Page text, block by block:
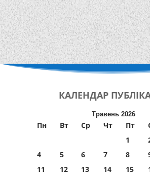
КАЛЕНДАР
Травень 2026
Пн Вт Ср Чт Пт
1
4
5 6 7 8
11
12 13 14 15